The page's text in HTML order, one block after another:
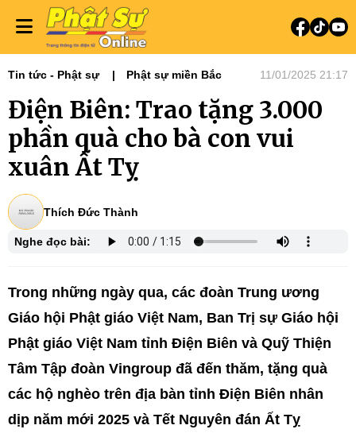
Tin tức - Phật sự Phật sự miền Bắc 11/01/2025 21:17
Điện Biên: Trao tặng 3.000
phần quà cho bà con vui
xuân Ất Tỵ
Thích Đức Thành
Nghe đọc bài:
Trong những ngày qua, các đoàn Trung ương
Giáo hội Phật giáo Việt Nam, Ban Trị sự Giáo hội
Phật giáo Việt Nam tỉnh Điện Biên và Quỹ Thiện
Tâm Tập đoàn Vingroup đã đến thăm, tặng quà
các hộ nghèo trên địa bàn tỉnh Điện Biên nhân
dịp năm mới 2025 và Tết Nguyên đán Ất Tỵ